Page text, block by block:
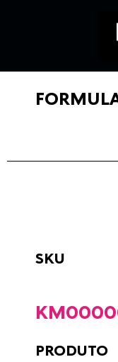
SKU
PRODUTO